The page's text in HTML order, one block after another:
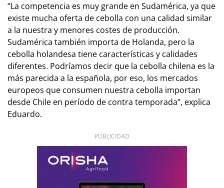
“La competencia es muy grande en Sudamérica, ya que
existe mucha oferta de cebolla con una calidad similar
a la nuestra y menores costes de producción.
Sudamérica también importa de Holanda, pero la
cebolla holandesa tiene características y calidades
diferentes. Podríamos decir que la cebolla chilena es la
más parecida a la española, por eso, los mercados
europeos que consumen nuestra cebolla importan
desde Chile en período de contra temporada”, explica
Eduardo.
PUBLICIDAD